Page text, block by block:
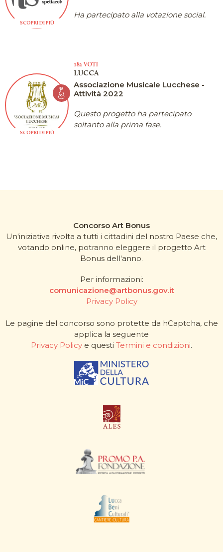
SCOPRI DI PIÙ
Ha partecipato alla votazione social.
SCOPRI DI PIÙ
182 VOTI
LUCCA
Associazione Musicale Lucchese -
Attività 2022
Questo progetto ha partecipato
soltanto alla prima fase.
Concorso Art Bonus
Un'iniziativa rivolta a tutti i cittadini del nostro Paese che,
votando online, potranno eleggere il progetto Art
Bonus dell'anno.
Per informazioni:
comunicazione@artbonus.gov.it
Privacy Policy
Le pagine del concorso sono protette da hCaptcha, che
applica la seguente
Privacy Policy e questi Termini e condizioni.